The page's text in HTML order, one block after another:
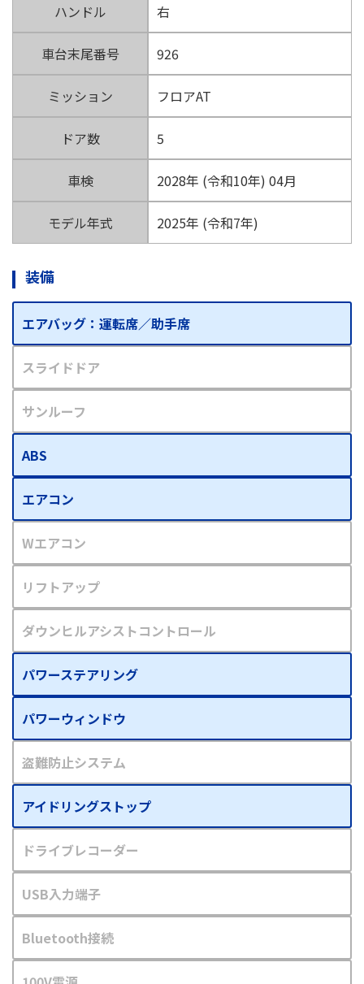
ハンドル 右
車台末尾番号 926
ミッション フロアAT
ドア数 5
車検 2028年 (令和10年) 04月
モデル年式 2025年 (令和7年)
装備
エアバッグ：運転席／助手席
スライドドア
サンルーフ
ABS
エアコン
Wエアコン
リフトアップ
ダウンヒルアシストコントロール
パワーステアリング
パワーウィンドウ
盗難防止システム
アイドリングストップ
ドライブレコーダー
USB入力端子
Bluetooth接続